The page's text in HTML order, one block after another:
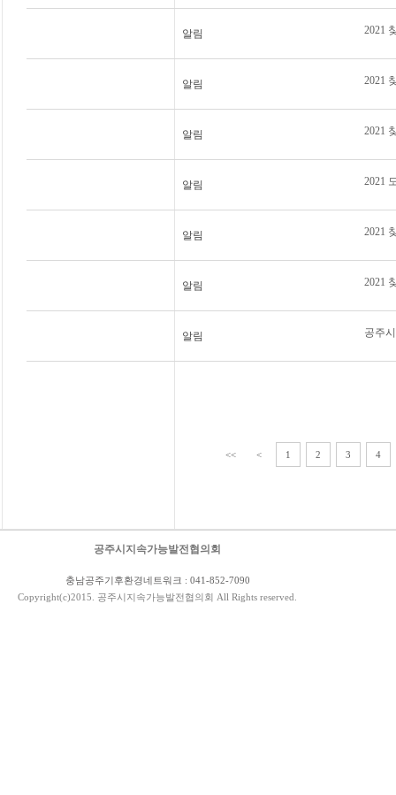
알림 2021
알림 2021
알림 2021
알림 2021
알림 2021
알림 2021
알림 공주
<< < 1 2 3 4
공주시지속가능발전협의회
충남공주기후환경네트워크 : 041-852-7090
Copyright(c)2015. 공주시지속가능발전협의회 All Rights reserved.